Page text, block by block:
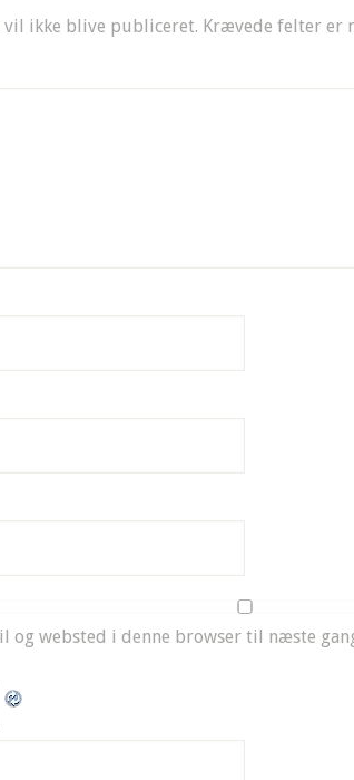
vil ikke blive publiceret. Krævede felter er
og websted i denne browser til næste